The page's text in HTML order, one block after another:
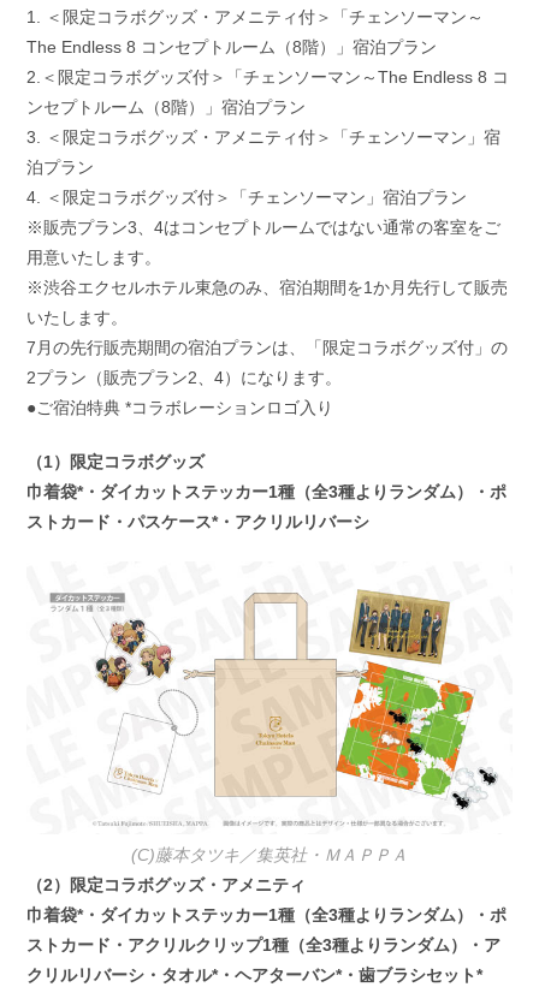
1. ＜限定コラボグッズ・アメニティ付＞「チェンソーマン～
The Endless 8 コンセプトルーム（8階）」宿泊プラン
2.＜限定コラボグッズ付＞「チェンソーマン～The Endless 8 コ
ンセプトルーム（8階）」宿泊プラン
3. ＜限定コラボグッズ・アメニティ付＞「チェンソーマン」宿
泊プラン
4. ＜限定コラボグッズ付＞「チェンソーマン」宿泊プラン
※販売プラン3、4はコンセプトルームではない通常の客室をご
用意いたします。
※渋谷エクセルホテル東急のみ、宿泊期間を1か月先行して販売
いたします。
7月の先行販売期間の宿泊プランは、「限定コラボグッズ付」の
2プラン（販売プラン2、4）になります。
●ご宿泊特典 *コラボレーションロゴ入り
（1）限定コラボグッズ
巾着袋*・ダイカットステッカー1種（全3種よりランダム）・ポ
ストカード・パスケース*・アクリルリバーシ
(C)藤本タツキ／集英社・ＭＡＰＰＡ
（2）限定コラボグッズ・アメニティ
巾着袋*・ダイカットステッカー1種（全3種よりランダム）・ポ
ストカード・アクリルクリップ1種（全3種よりランダム）・ア
クリルリバーシ・タオル*・ヘアターバン*・歯ブラシセット*